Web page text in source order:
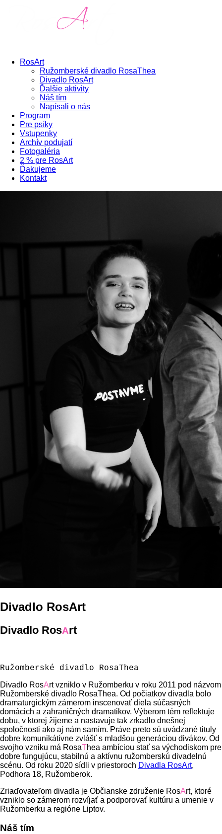
RosArt
Ružomberské divadlo RosaThea
Divadlo RosArt
Ďalšie aktivity
Náš tím
Napísali o nás
Program
Pre psíky
Vstupenky
Archív podujatí
Fotogaléria
2 % pre RosArt
Ďakujeme
Kontakt
Divadlo RosArt
Divadlo RosArt
Ružomberské divadlo RosaThea
Divadlo RosArt vzniklo v Ružomberku v roku 2011 pod názvom
Ružomberské divadlo RosaThea. Od počiatkov divadla bolo
dramaturgickým zámerom inscenovať diela súčasných
domácich a zahraničných dramatikov. Výberom tém reflektuje
dobu, v ktorej žijeme a nastavuje tak zrkadlo dnešnej
spoločnosti ako aj nám samím. Práve preto sú uvádzané tituly
dobre komunikátívne zvlášť s mladšou generáciou divákov. Od
svojho vzniku má RosaThea ambíciou stať sa východiskom pre
dobre fungujúcu, stabilnú a aktívnu ružomberskú divadelnú
scénu. Od roku 2020 sídli v priestoroch Divadla RosArt,
Podhora 18, Ružomberok.
Zriaďovateľom divadla je Občianske združenie RosArt, ktoré
vzniklo so zámerom rozvíjať a podporovať kultúru a umenie v
Ružomberku a regióne Liptov.
Náš tím